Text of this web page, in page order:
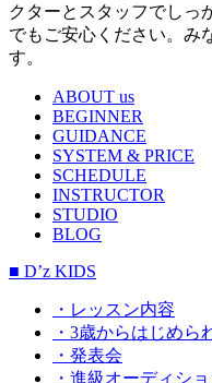
クターとスタッフでしっ
でもご安心ください。み
す。
ABOUT us
BEGINNER
GUIDANCE
SYSTEM & PRICE
SCHEDULE
INSTRUCTOR
STUDIO
BLOG
■ D’z KIDS
・レッスン内容
・3歳からはじめら
・発表会
・進級オーディシ